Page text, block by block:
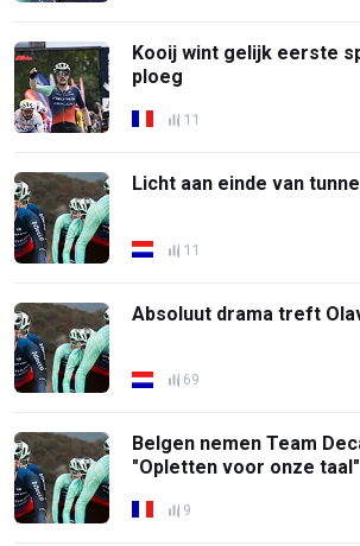
Kooij wint gelijk eerste
ploeg
11
Licht aan einde van
11
Absoluut drama treft
69
Belgen nemen Team
"Opletten voor onze taal"
9